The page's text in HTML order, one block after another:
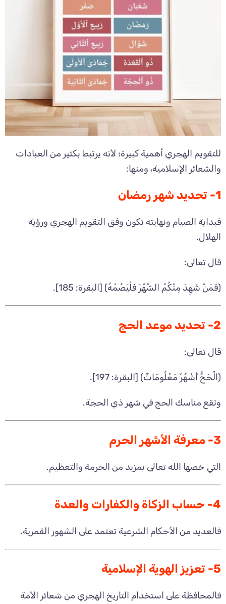
للتقويم الهجري أهمية كبيرة؛ لأنه يرتبط بكثير من العبادات
والشعائر الإسلامية، ومنها:
1- تحديد شهر رمضان
فبداية الصيام ونهايته تكون وفق التقويم الهجري ورؤية
الهلال.
قال تعالى:
﴿فَمَنْ شَهِدَ مِنْكُمُ الشَّهْرَ فَلْيَصُمْهُ﴾ [البقرة: 185].
2- تحديد موعد الحج
قال تعالى:
﴿الْحَجُّ أَشْهُرٌ مَعْلُومَاتٌ﴾ [البقرة: 197].
وتقع مناسك الحج في شهر ذي الحجة.
3- معرفة الأشهر الحرم
التي خصها الله تعالى بمزيد من الحرمة والتعظيم.
4- حساب الزكاة والكفارات والعدة
فالعديد من الأحكام الشرعية تعتمد على الشهور القمرية.
5- تعزيز الهوية الإسلامية
فالمحافظة على استخدام التاريخ الهجري من شعائر الأمة